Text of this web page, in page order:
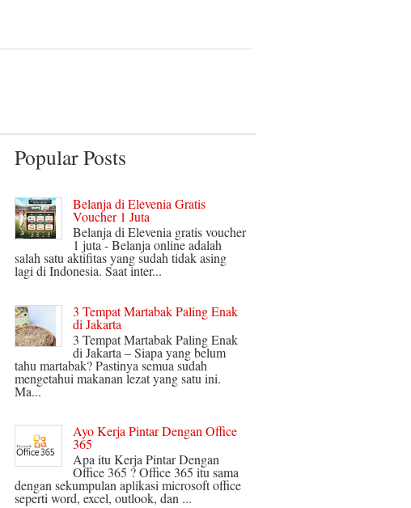
Popular Posts
Belanja di Elevenia Gratis
Voucher 1 Juta
Belanja di Elevenia gratis voucher
1 juta - Belanja online adalah
salah satu aktifitas yang sudah tidak asing
lagi di Indonesia. Saat inter...
3 Tempat Martabak Paling Enak
di Jakarta
3 Tempat Martabak Paling Enak
di Jakarta – Siapa yang belum
tahu martabak? Pastinya semua sudah
mengetahui makanan lezat yang satu ini.
Ma...
Ayo Kerja Pintar Dengan Office
365
Apa itu Kerja Pintar Dengan
Office 365 ? Office 365 itu sama
dengan sekumpulan aplikasi microsoft office
seperti word, excel, outlook, dan ...